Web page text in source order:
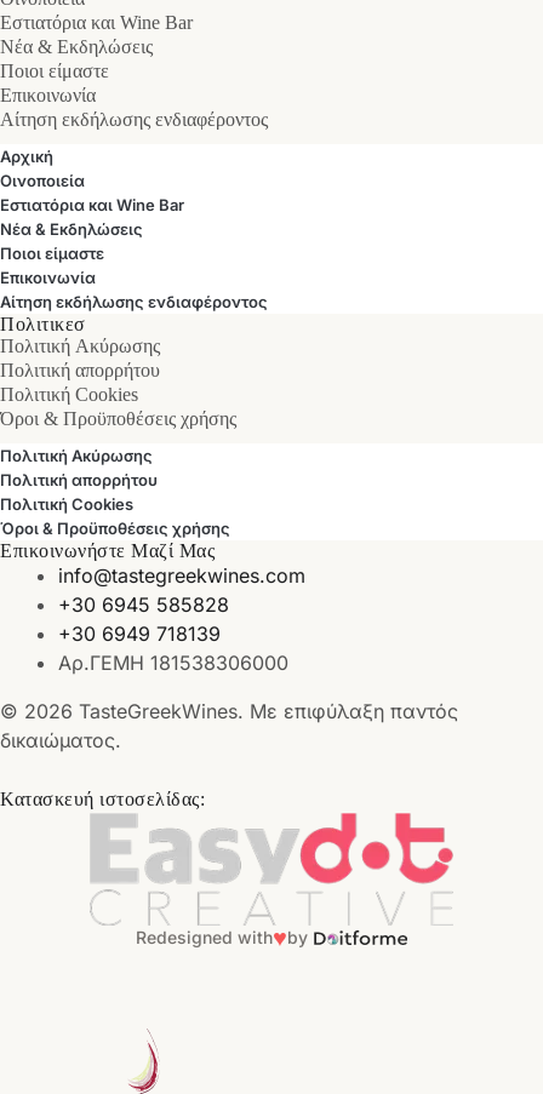
Εστιατόρια και Wine Bar
Νέα & Εκδηλώσεις
Ποιοι είμαστε
Επικοινωνία
Αίτηση εκδήλωσης ενδιαφέροντος
Αρχική
Οινοποιεία
Εστιατόρια και Wine Bar
Νέα & Εκδηλώσεις
Ποιοι είμαστε
Επικοινωνία
Αίτηση εκδήλωσης ενδιαφέροντος
Πολιτικεσ
Πολιτική Ακύρωσης
Πολιτική απορρήτου
Πολιτική Cookies
Όροι & Προϋποθέσεις χρήσης
Πολιτική Ακύρωσης
Πολιτική απορρήτου
Πολιτική Cookies
Όροι & Προϋποθέσεις χρήσης
Επικοινωνήστε Μαζί Μας
info@tastegreekwines.com
+30 6945 585828
+30 6949 718139
Αρ.ΓΕΜΗ 181538306000
© 2026 TasteGreekWines. Με επιφύλαξη παντός
δικαιώματος.
Κατασκευή ιστοσελίδας:
Redesigned with♥by